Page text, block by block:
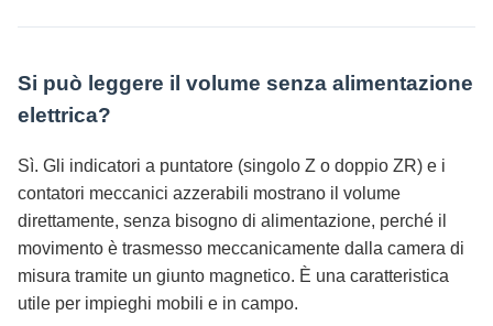
Si può leggere il volume senza alimentazione
elettrica?
Sì. Gli indicatori a puntatore (singolo Z o doppio ZR) e i
contatori meccanici azzerabili mostrano il volume
direttamente, senza bisogno di alimentazione, perché il
movimento è trasmesso meccanicamente dalla camera di
misura tramite un giunto magnetico. È una caratteristica
utile per impieghi mobili e in campo.